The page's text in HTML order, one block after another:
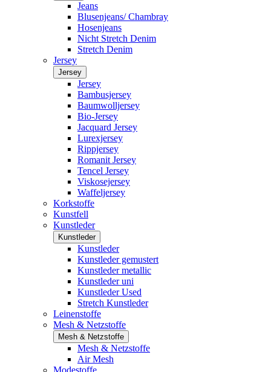
Jeans
Blusenjeans/ Chambray
Hosenjeans
Nicht Stretch Denim
Stretch Denim
Jersey
Jersey
Jersey
Bambusjersey
Baumwolljersey
Bio-Jersey
Jacquard Jersey
Lurexjersey
Rippjersey
Romanit Jersey
Tencel Jersey
Viskosejersey
Waffeljersey
Korkstoffe
Kunstfell
Kunstleder
Kunstleder
Kunstleder
Kunstleder gemustert
Kunstleder metallic
Kunstleder uni
Kunstleder Used
Stretch Kunstleder
Leinenstoffe
Mesh & Netzstoffe
Mesh & Netzstoffe
Mesh & Netzstoffe
Air Mesh
Modestoffe